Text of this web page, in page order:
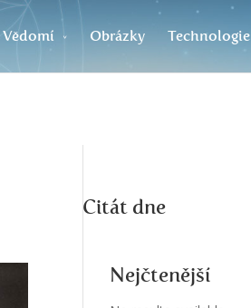
Vědomí Obrázky Technologie
Citát dne
Nejčtenější